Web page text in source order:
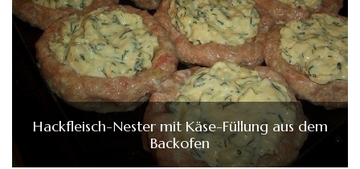
Hackfleisch-Nester mit Käse-Füllung aus dem
Backofen